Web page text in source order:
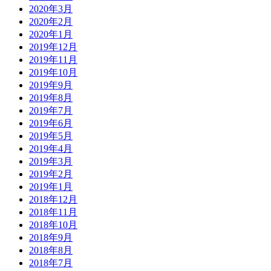
2020年3月
2020年2月
2020年1月
2019年12月
2019年11月
2019年10月
2019年9月
2019年8月
2019年7月
2019年6月
2019年5月
2019年4月
2019年3月
2019年2月
2019年1月
2018年12月
2018年11月
2018年10月
2018年9月
2018年8月
2018年7月